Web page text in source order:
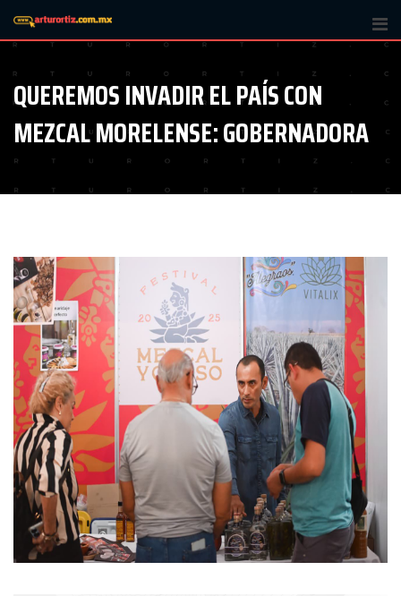
QUEREMOS INVADIR EL PAÍS CON
MEZCAL MORELENSE: GOBERNADORA